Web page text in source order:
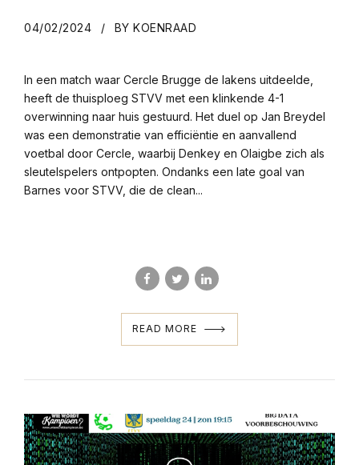
04/02/2024 BY KOENRAAD
In een match waar Cercle Brugge de lakens uitdeelde,
heeft de thuisploeg STVV met een klinkende 4-1
overwinning naar huis gestuurd. Het duel op Jan Breydel
was een demonstratie van efficiëntie en aanvallend
voetbal door Cercle, waarbij Denkey en Olaigbe zich als
sleutelspelers ontpopten. Ondanks een late goal van
Barnes voor STVV, die de clean...
READ MORE